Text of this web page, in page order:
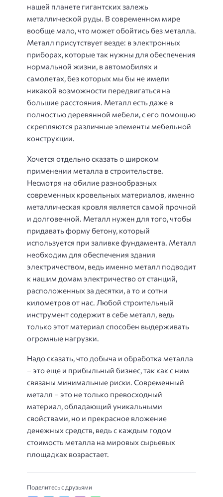
нашей планете гигантских залежь
металлической руды. В современном мире
вообще мало, что может обойтись без металла.
Металл присутствует везде: в электронных
приборах, которые так нужны для обеспечения
нормальной жизни, в автомобилях и
самолетах, без которых мы бы не имели
никакой возможности передвигаться на
большие расстояния. Металл есть даже в
полностью деревянной мебели, с его помощью
скрепляются различные элементы мебельной
конструкции.
Хочется отдельно сказать о широком
применении металла в строительстве.
Несмотря на обилие разнообразных
современных кровельных материалов, именно
металлическая кровля является самой прочной
и долговечной. Металл нужен для того, чтобы
придавать форму бетону, который
используется при заливке фундамента. Металл
необходим для обеспечения здания
электричеством, ведь именно металл подводит
к нашим домам электричество от станций,
расположенных за десятки, а то и сотни
километров от нас. Любой строительный
инструмент содержит в себе металл, ведь
только этот материал способен выдерживать
огромные нагрузки.
Надо сказать, что добыча и обработка металла
– это еще и прибыльный бизнес, так как с ним
связаны минимальные риски. Современный
металл – это не только превосходный
материал, обладающий уникальными
свойствами, но и прекрасное вложение
денежных средств, ведь с каждым годом
стоимость металла на мировых сырьевых
площадках возрастает.
Поделитесь с друзьями